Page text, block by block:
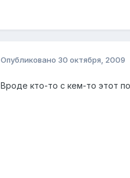
Опубликовано 30 октября, 2009
Вроде кто-то с кем-то этот